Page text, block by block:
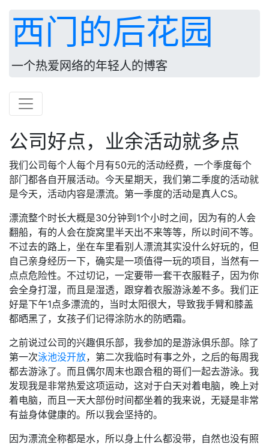
西门的后花园
一个热爱网络的年轻人的博客
公司好点，业余活动就多点
我们公司每个人每个月有50元的活动经费，一个季度每个
部门都各自开展活动。今天星期天，我们第二季度的活动就
是今天，活动内容是漂流。第一季度的活动是真人CS。
漂流整个时长大概是30分钟到1个小时之间，因为有的人会
翻船，有的人会在旋窝里半天出不来等等，所以时间不等。
不过去的路上，坐在车里看别人漂流其实没什么好玩的，但
自己亲身经历一下，确实是一项值得一玩的项目，当然有一
点点危险性。不过切记，一定要带一套干衣服鞋子，因为你
会全身打湿，而且是湿透，跟穿着衣服游泳差不多。我们正
好是下午1点多漂流的，当时太阳很大，导致我手臂和膝盖
都晒黑了，女孩子们记得涂防水的防晒霜。
之前说过公司的兴趣俱乐部，我参加的是游泳俱乐部。除了
第一次泳池没开放，第二次我临时有事之外，之后的每周我
都去游泳了。而且偶尔周末也跟合租的哥们一起去游泳。我
发现我是非常热爱这项运动，这对于白天对着电脑，晚上对
着电脑，而且一天大部份时间都坐着的我来说，无疑是非常
有益身体健康的。所以我会坚持的。
因为漂流全称都是水，所以身上什么都没带，自然也没有照